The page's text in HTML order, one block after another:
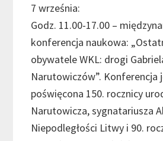
7 września:
Godz. 11.00-17.00 –
konferencja naukowa:
obywatele WKL: drogi
Narutowiczów”. Konferencja
poświęcona 150. rocznicy
Narutowicza, sygnatariusza
Niepodległości Litwy i 90.